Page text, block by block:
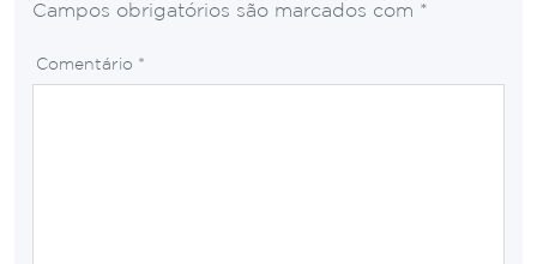
Campos obrigatórios são marcados com *
Comentário *